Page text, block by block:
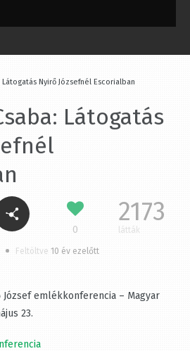
Nyirő Józsefnél Escorialban
2173
látták
Feltöltve 10 év ezelőtt
emlékkonferencia –
23.